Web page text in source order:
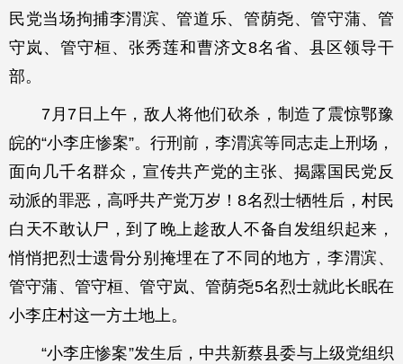
民党当场拘捕李渭滨、管道乐、管荫尧、管守蒲、管
守岚、管守桓、张秀莲和曹济文8名省、县区领导干
部。
7月7日上午，敌人将他们砍杀，制造了震惊鄂豫
皖的“小李庄惨案”。行刑前，李渭滨等同志走上刑场，
面向几千名群众，宣传共产党的主张、揭露国民党反
动派的罪恶，高呼共产党万岁！8名烈士牺牲后，村民
白天不敢认尸，到了晚上趁敌人不备自发组织起来，
悄悄把烈士遗骨分别掩埋在了不同的地方，李渭滨、
管守蒲、管守桓、管守岚、管荫尧5名烈士就此长眠在
小李庄村这一方土地上。
“小李庄惨案”发生后，中共新蔡县委与上级党组织